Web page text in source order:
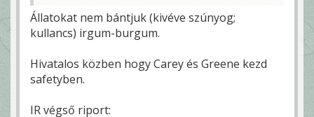
Állatokat nem bántjuk (kivéve szúnyog;
kullancs) irgum-burgum.
Hivatalos közben hogy Carey és Greene kezd
safetyben.
IR végső riport: